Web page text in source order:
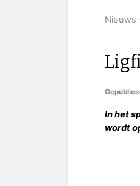
Nieuws
In het
wordt